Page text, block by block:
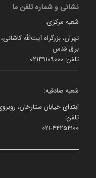
نشانی و شماره تلفن ما
شعبه مرکزی:
تهران، بزرگراه آیت‌الله
برق قدس
تلفن: 02149109000
شعبه صادقیه:
ابتدای خیابان ستارخان،
تلفن:
021-44254100